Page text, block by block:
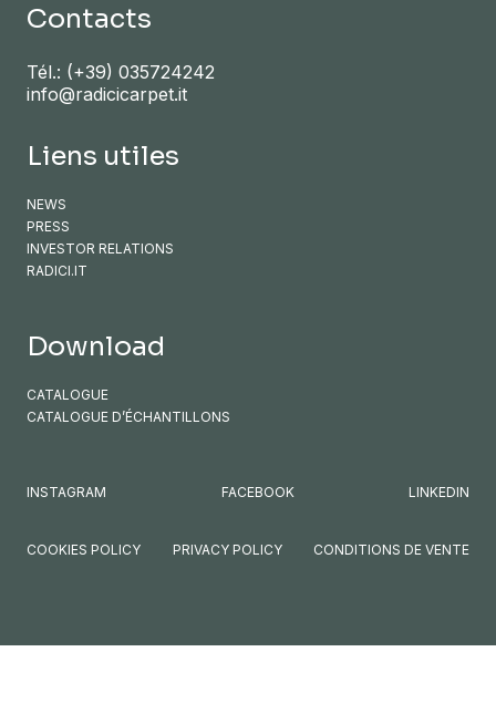
Contacts
Tél.: (+39) 035724242
info@radicicarpet.it
Liens utiles
NEWS
PRESS
INVESTOR RELATIONS
RADICI.IT
Download
CATALOGUE
CATALOGUE D’ÉCHANTILLONS
INSTAGRAM FACEBOOK LINKEDIN
COOKIES POLICY PRIVACY POLICY CONDITIONS DE VENTE